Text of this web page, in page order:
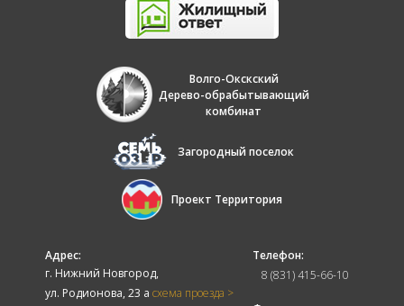
Волго-Окскский
Дерево-обрабытывающий
комбинат
Загородный поселок
Проект Территория
Адрес:
г. Нижний Новгород,
ул. Родионова, 23 а схема проезда >
Телефон:
8 (831) 415-66-10